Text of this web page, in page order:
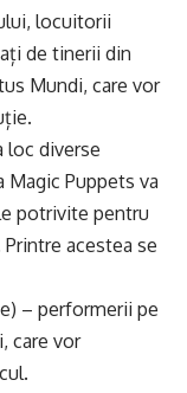
locuitorii
de tinerii din
Mundi, care vor
loc diverse
Puppets va
potrivite pentru
acestea se
– performerii pe
care vor